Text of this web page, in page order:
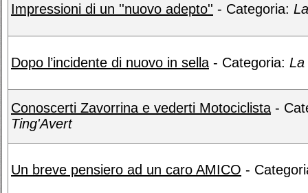
Impressioni di un ''nuovo adepto'' - Categoria:
Dopo l’incidente di nuovo in sella - Categoria: La
Conoscerti Zavorrina e vederti Motociclista -
Ting'Avert
Un breve pensiero ad un caro AMICO -